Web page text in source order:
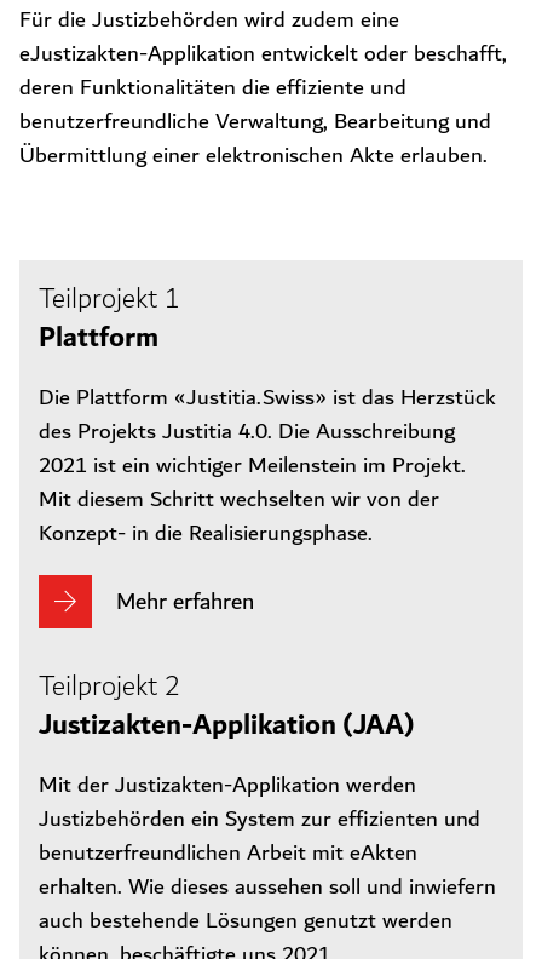
Für die Justizbehörden wird zudem eine
eJustizakten-Applikation entwickelt oder beschafft,
deren Funktionalitäten die effiziente und
benutzerfreundliche Verwaltung, Bearbeitung und
Übermittlung einer elektronischen Akte erlauben.
Teilprojekt 1
Plattform
Die Plattform «Justitia.Swiss» ist das Herzstück
des Projekts Justitia 4.0. Die Ausschreibung
2021 ist ein wichtiger Meilenstein im Projekt.
Mit diesem Schritt wechselten wir von der
Konzept- in die Realisierungsphase.
Mehr erfahren
Teilprojekt 2
Justizakten-Applikation (JAA)
Mit der Justizakten-Applikation werden
Justizbehörden ein System zur effizienten und
benutzerfreundlichen Arbeit mit eAkten
erhalten. Wie dieses aussehen soll und inwiefern
auch bestehende Lösungen genutzt werden